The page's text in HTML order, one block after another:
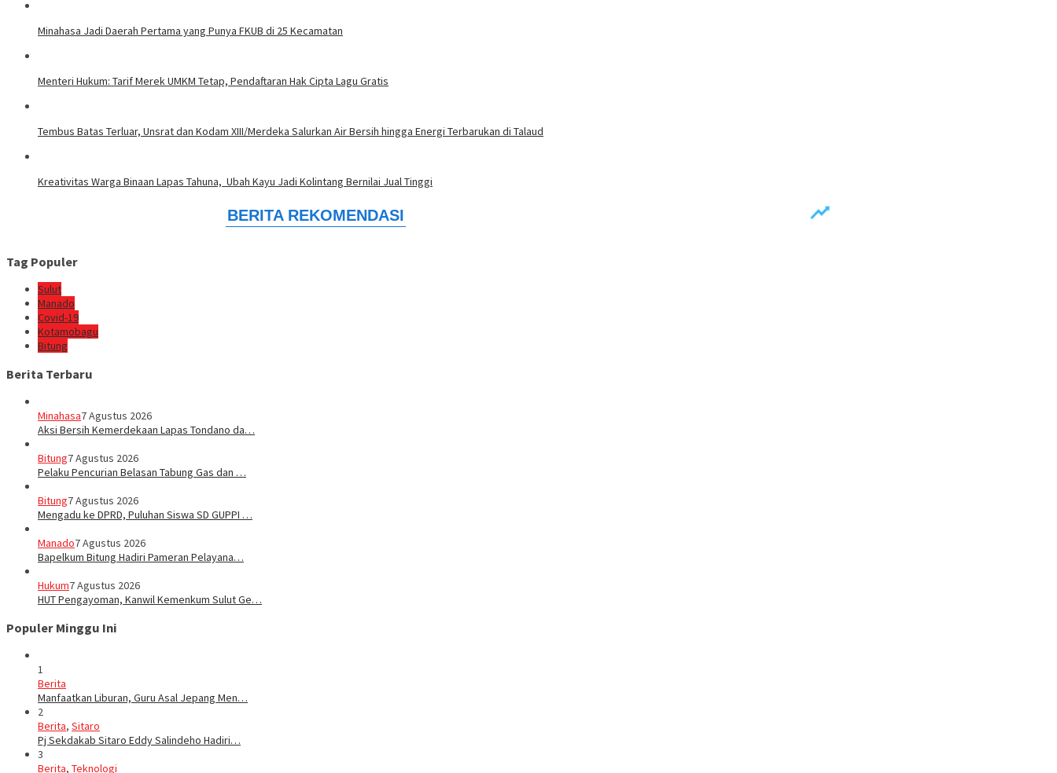
Minahasa Jadi Daerah Pertama yang Punya FKUB di 25 Kecamatan
Menteri Hukum: Tarif Merek UMKM Tetap, Pendaftaran Hak Cipta Lagu Gratis
Tembus Batas Terluar, Unsrat dan Kodam XIII/Merdeka Salurkan Air Bersih hingga Energi Terbarukan di Talaud
Kreativitas Warga Binaan Lapas Tahuna, Ubah Kayu Jadi Kolintang Bernilai Jual Tinggi
Tag Populer
Sulut
Manado
Covid-19
Kotamobagu
Bitung
Berita Terbaru
Minahasa7 Agustus 2026
Aksi Bersih Kemerdekaan Lapas Tondano da…
Bitung7 Agustus 2026
Pelaku Pencurian Belasan Tabung Gas dan …
Bitung7 Agustus 2026
Mengadu ke DPRD, Puluhan Siswa SD GUPPI …
Manado7 Agustus 2026
‎Bapelkum Bitung Hadiri Pameran Pelayana…
Hukum7 Agustus 2026
HUT Pengayoman, Kanwil Kemenkum Sulut Ge…
Populer Minggu Ini
1
Berita
Manfaatkan Liburan, Guru Asal Jepang Men…
2
Berita, Sitaro
Pj Sekdakab Sitaro Eddy Salindeho Hadiri…
3
Berita, Teknologi